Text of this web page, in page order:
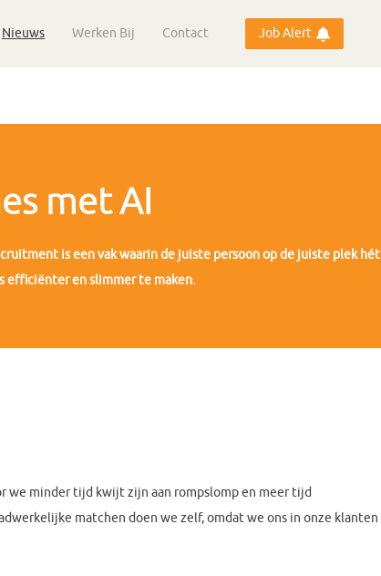
Nieuws Werken Bij Contact Job Alert
met AI
is een vak waarin de juiste persoon op de juiste plek hét
efficiënter en slimmer te maken.
we minder tijd kwijt zijn aan rompslomp en meer tijd
matchen doen we zelf, omdat we ons in onze klanten